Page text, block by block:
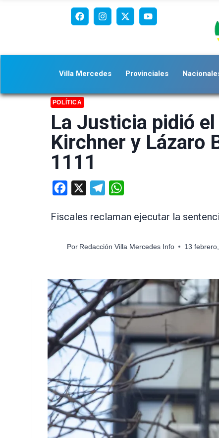
Villa Mercedes Provinciales
POLÍTICA
La Justicia pidió
Kirchner y Lázaro
1111
Facebook Telegram
Fiscales reclaman ejecutar la
Por Redacción Villa Mercedes Info 13